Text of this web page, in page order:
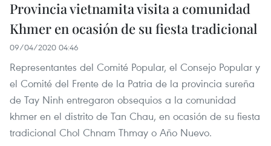
Provincia vietnamita visita a comunidad
Khmer en ocasión de su fiesta tradicional
09/04/2020 04:46
Representantes del Comité Popular, el Consejo Popular y
el Comité del Frente de la Patria de la provincia sureña
de Tay Ninh entregaron obsequios a la comunidad
khmer en el distrito de Tan Chau, en ocasión de su fiesta
tradicional Chol Chnam Thmay o Año Nuevo.